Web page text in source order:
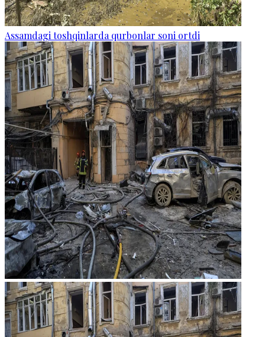
Assamdagi toshqinlarda qurbonlar soni ortdi